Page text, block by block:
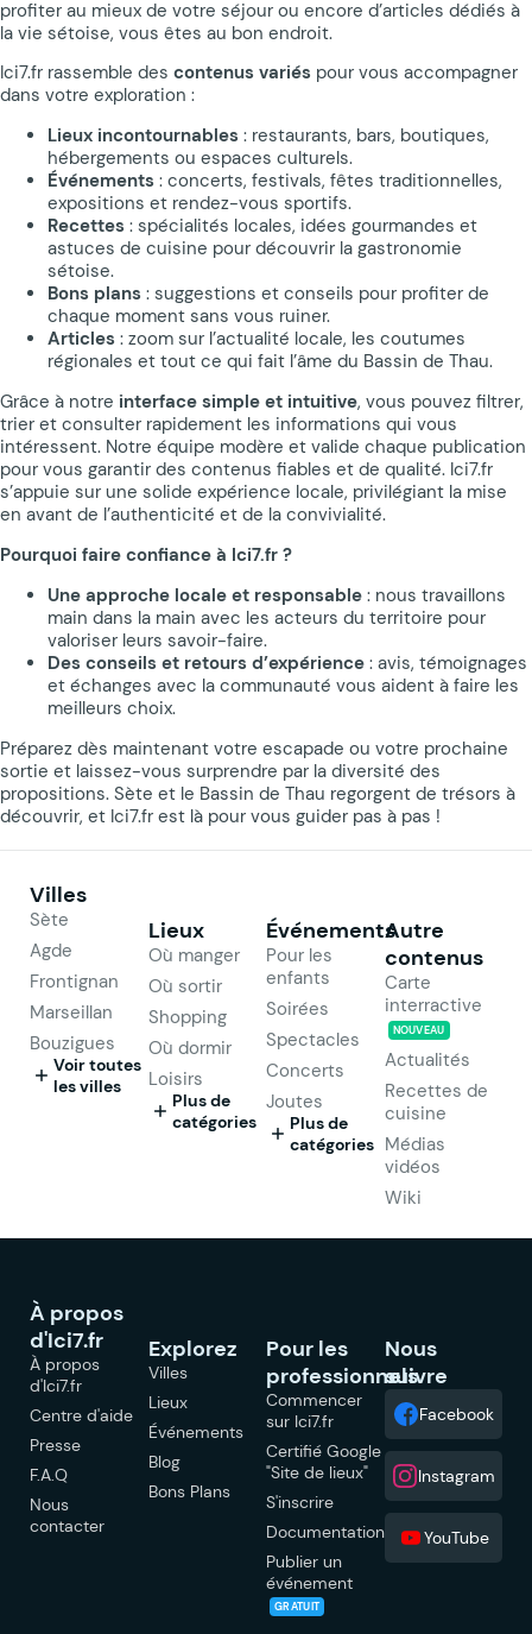
profiter au mieux de votre séjour ou encore d’articles dédiés à
la vie sétoise, vous êtes au bon endroit.
Ici7.fr rassemble des contenus variés pour vous accompagner
dans votre exploration :
Lieux incontournables : restaurants, bars, boutiques,
hébergements ou espaces culturels.
Événements : concerts, festivals, fêtes traditionnelles,
expositions et rendez-vous sportifs.
Recettes : spécialités locales, idées gourmandes et
astuces de cuisine pour découvrir la gastronomie
sétoise.
Bons plans : suggestions et conseils pour profiter de
chaque moment sans vous ruiner.
Articles : zoom sur l’actualité locale, les coutumes
régionales et tout ce qui fait l’âme du Bassin de Thau.
Grâce à notre interface simple et intuitive, vous pouvez filtrer,
trier et consulter rapidement les informations qui vous
intéressent. Notre équipe modère et valide chaque publication
pour vous garantir des contenus fiables et de qualité. Ici7.fr
s’appuie sur une solide expérience locale, privilégiant la mise
en avant de l’authenticité et de la convivialité.
Pourquoi faire confiance à Ici7.fr ?
Une approche locale et responsable : nous travaillons
main dans la main avec les acteurs du territoire pour
valoriser leurs savoir-faire.
Des conseils et retours d’expérience : avis, témoignages
et échanges avec la communauté vous aident à faire les
meilleurs choix.
Préparez dès maintenant votre escapade ou votre prochaine
sortie et laissez-vous surprendre par la diversité des
propositions. Sète et le Bassin de Thau regorgent de trésors à
découvrir, et Ici7.fr est là pour vous guider pas à pas !
Villes
Sète
Agde
Frontignan
Marseillan
Bouzigues
Voir toutes
les villes
Lieux
Où manger
Où sortir
Shopping
Où dormir
Loisirs
Plus de
catégories
Événements
Pour les
enfants
Soirées
Spectacles
Concerts
Joutes
Plus de
catégories
Autre
contenus
Carte
interractive
NOUVEAU
Actualités
Recettes de
cuisine
Médias
vidéos
Wiki
À propos
d'Ici7.fr
À propos
d'Ici7.fr
Centre d'aide
Presse
F.A.Q
Nous
contacter
Explorez
Villes
Lieux
Événements
Blog
Bons Plans
Pour les
professionnels
Commencer
sur Ici7.fr
Certifié Google
"Site de lieux"
S'inscrire
Documentation
Publier un
événement
GRATUIT
Nous
suivre
Facebook
Instagram
YouTube